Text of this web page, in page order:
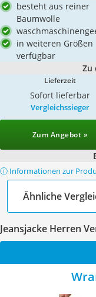
besteht aus reiner
Baumwolle
in weiteren Größen
verfügbar
Zu
Lieferzeit
Sofort lieferbar
Vergleichssieger
Zum Angebot »
ⓘ Informationen zur
Ähnliche
Jeansjacke Herren